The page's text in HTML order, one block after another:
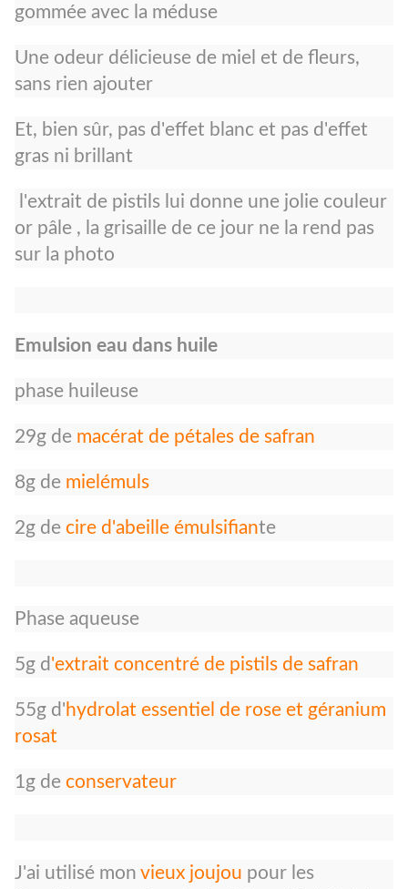
gommée avec la méduse
Une odeur délicieuse de miel et de fleurs,
sans rien ajouter
Et, bien sûr, pas d'effet blanc et pas d'effet
gras ni brillant
l'extrait de pistils lui donne une jolie couleur
or pâle , la grisaille de ce jour ne la rend pas
sur la photo
Emulsion eau dans huile
phase huileuse
29g de macérat de pétales de safran
8g de mielémuls
2g de cire d'abeille émulsifiante
Phase aqueuse
5g d'extrait concentré de pistils de safran
55g d'hydrolat essentiel de rose et géranium
rosat
1g de conservateur
J'ai utilisé mon vieux joujou pour les